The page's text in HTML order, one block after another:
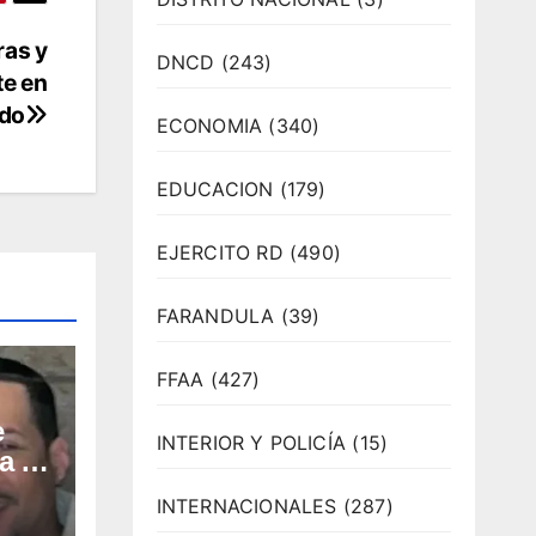
y
en
en
DNCD (243)
ECONOMIA (340)
EDUCACION (179)
EJERCITO RD (490)
FARANDULA (39)
FFAA (427)
INTERIOR Y POLICÍA (15)
INTERNACIONALES (287)